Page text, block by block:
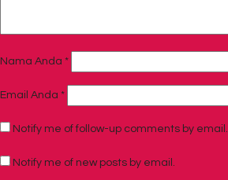
Nama Anda *
Email Anda *
Notify me of follow-up comments by email.
Notify me of new posts by email.